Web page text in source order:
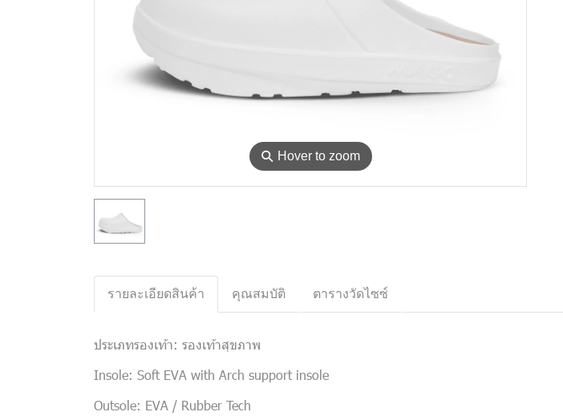
⚲ Hover to zoom
รายละเอียดสินค้า คุณสมบัติ ตารางวัดไซซ์
ประเภทรองเท้า: รองเท้าสุขภาพ
Insole: Soft EVA with Arch support insole
Outsole: EVA / Rubber Tech